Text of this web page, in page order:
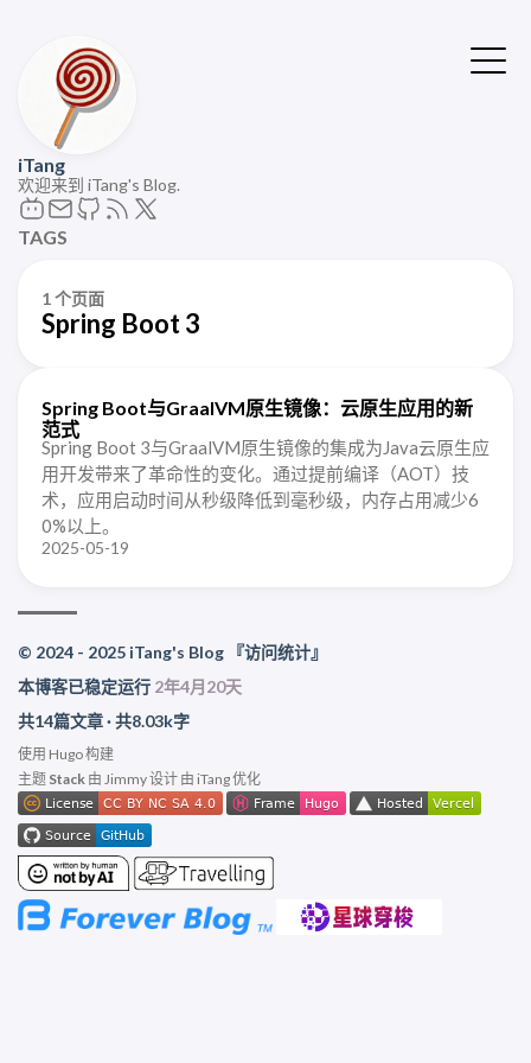
iTang
欢迎来到 iTang's Blog.
TAGS
1 个页面
Spring Boot 3
Spring Boot与GraalVM原生镜像：云原生应用的新
范式
Spring Boot 3与GraalVM原生镜像的集成为Java云原生应
用开发带来了革命性的变化。通过提前编译（AOT）技
术，应用启动时间从秒级降低到毫秒级，内存占用减少6
0%以上。
2025-05-19
© 2024 - 2025 iTang's Blog
『访问统计』
本博客已稳定运行 2年4月20天
共14篇文章 · 共8.03k字
使用 Hugo构建
主题 Stack 由 Jimmy设计 由 iTang 优化